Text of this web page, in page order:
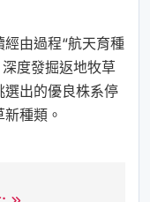
由過程“航天育種
度發掘返地牧草
選出的優良株系停
種類。